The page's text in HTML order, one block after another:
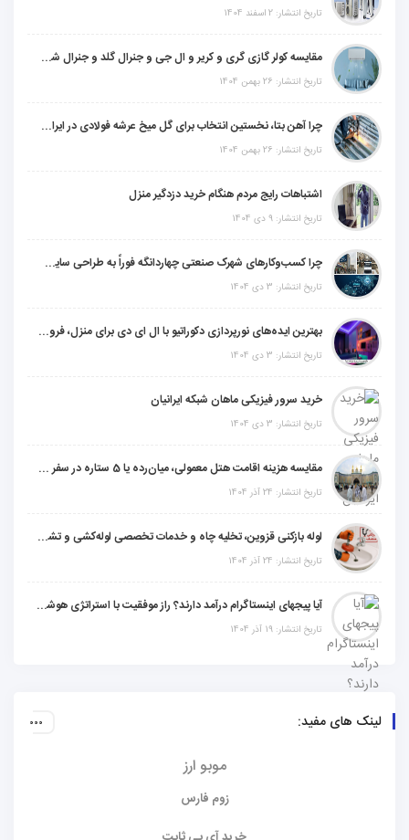
تاریخ انتشار: 2 اسفند 1404
مقایسه کولر گازی گری و کریر و ال جی و جنرال گلد و جنرال شکار و سامسونگ و یونیوا
تاریخ انتشار: 26 بهمن 1404
چرا آهن بتا، نخستین انتخاب برای گل میخ عرشه فولادی در ایران است؟
تاریخ انتشار: 26 بهمن 1404
اشتباهات رایج مردم هنگام خرید دزدگیر منزل
تاریخ انتشار: 9 دی 1404
چرا کسب‌وکارهای شهرک صنعتی چهاردانگه فوراً به طراحی سایت نیاز دارند؟
تاریخ انتشار: 3 دی 1404
بهترین ایده‌های نورپردازی دکوراتیو با ال ای دی برای منزل، فروشگاه و دفتر کار
تاریخ انتشار: 3 دی 1404
خرید سرور فیزیکی ماهان شبکه ایرانیان
تاریخ انتشار: 3 دی 1404
مقایسه هزینه اقامت هتل معمولی، میان‌رده یا 5 ستاره در سفر زیارتی عراق
تاریخ انتشار: 24 آذر 1404
لوله بازکنی قزوین، تخلیه چاه و خدمات تخصصی لوله‌کشی و تشخیص ترکیدگی
تاریخ انتشار: 24 آذر 1404
آیا پیجهای اینستاگرام درآمد دارند؟ راز موفقیت با استراتژی هوشمندانه
تاریخ انتشار: 19 آذر 1404
لینک های مفید:
موبو ارز
زوم فارس